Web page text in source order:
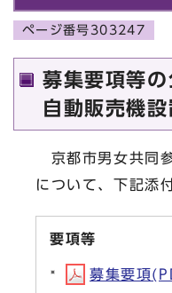
ページ番号303247
募集要項等
自動販売機
京都市男女共同
について、下記添
要項等
募集要項